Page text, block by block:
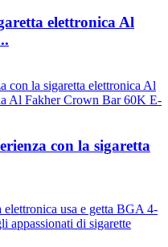
elettronica Al
con la sigaretta